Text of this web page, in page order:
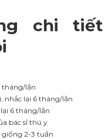
chi tiết
tháng/lần
nhắc lại 6 tháng/lần
6 tháng/lần
bác sĩ thú y
giống 2-3 tuần